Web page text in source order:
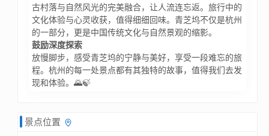
古村落与自然风光的完美融合，让人流连忘返。旅行中的
文化体验与心灵收获，值得细细回味。青芝坞不仅是杭州
的一部分，更是中国传统文化与自然景观的缩影。
鼓励深度探索
放慢脚步，感受青芝坞的宁静与美好，享受一段难忘的旅
程。杭州的每一处景点都有其独特的故事，值得我们去发
现和体验。🌄🍃
景点位置